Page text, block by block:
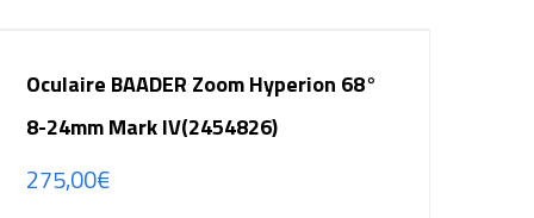
Oculaire BAADER Zoom Hyperion 68°
8-24mm Mark IV(2454826)
275,00€